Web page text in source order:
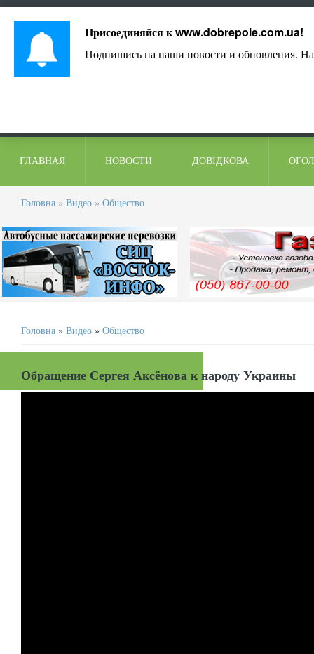
ГЛАВНАЯ НОВОСТИ ДОВІДКОВА
Головна » Видео » Общество
Головна » Видео » Общество
Обращение Сергея Аксёнова к народу Украины
Присоединяйся кwww.dobrepole.com.ua!
Подпишись на наши новости и обновления.